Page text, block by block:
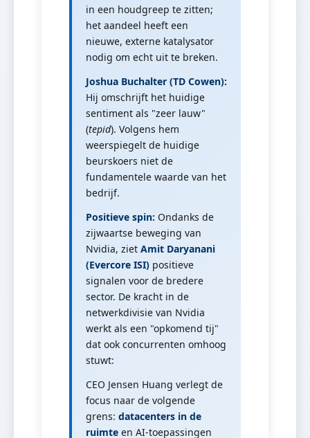
in een houdgreep te zitten;
het aandeel heeft een
nieuwe, externe katalysator
nodig om echt uit te breken.
Joshua Buchalter (TD Cowen):
Hij omschrijft het huidige
sentiment als "zeer lauw"
(tepid). Volgens hem
weerspiegelt de huidige
beurskoers niet de
fundamentele waarde van het
bedrijf.
Positieve spin: Ondanks de
zijwaartse beweging van
Nvidia, ziet Amit Daryanani
(Evercore ISI) positieve
signalen voor de bredere
sector. De kracht in de
netwerkdivisie van Nvidia
werkt als een "opkomend tij"
dat ook concurrenten omhoog
stuwt:
CEO Jensen Huang verlegt de
focus naar de volgende
grens: datacenters in de
ruimte en AI-toepassingen